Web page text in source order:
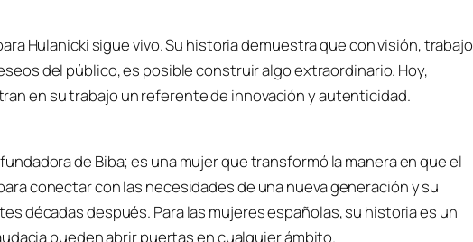
Hulanicki sigue vivo. Su historia demuestra que con visión, trabajo
del público, es posible construir algo extraordinario. Hoy,
en su trabajo un referente de innovación y autenticidad.
de Biba; es una mujer que transformó la manera en que el
conectar con las necesidades de una nueva generación y su
décadas después. Para las mujeres españolas, su historia es un
pueden abrir puertas en cualquier ámbito.